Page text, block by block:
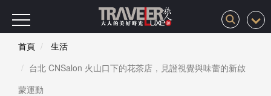
首頁
生活
台北 CNSalon 火山口下的花茶店，見證視覺與味蕾的新啟
蒙運動